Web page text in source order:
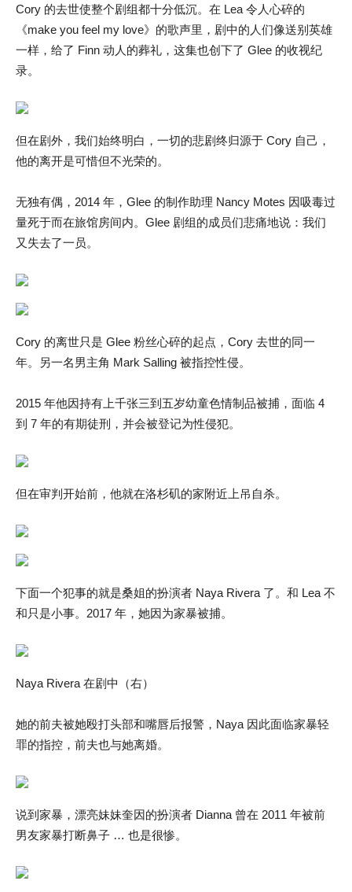
Cory 的去世使整个剧组都十分低沉。在 Lea 令人心碎的
《make you feel my love》的歌声里，剧中的人们像送别英雄
一样，给了 Finn 动人的葬礼，这集也创下了 Glee 的收视纪
录。
但在剧外，我们始终明白，一切的悲剧终归源于 Cory 自己，
他的离开是可惜但不光荣的。
无独有偶，2014 年，Glee 的制作助理 Nancy Motes 因吸毒过
量死于而在旅馆房间内。Glee 剧组的成员们悲痛地说：我们
又失去了一员。
Cory 的离世只是 Glee 粉丝心碎的起点，Cory 去世的同一
年。另一名男主角 Mark Salling 被指控性侵。
2015 年他因持有上千张三到五岁幼童色情制品被捕，面临 4
到 7 年的有期徒刑，并会被登记为性侵犯。
但在审判开始前，他就在洛杉矶的家附近上吊自杀。
下面一个犯事的就是桑姐的扮演者 Naya Rivera 了。和 Lea 不
和只是小事。2017 年，她因为家暴被捕。
Naya Rivera 在剧中（右）
她的前夫被她殴打头部和嘴唇后报警，Naya 因此面临家暴轻
罪的指控，前夫也与她离婚。
说到家暴，漂亮妹妹奎因的扮演者 Dianna 曾在 2011 年被前
男友家暴打断鼻子 … 也是很惨。